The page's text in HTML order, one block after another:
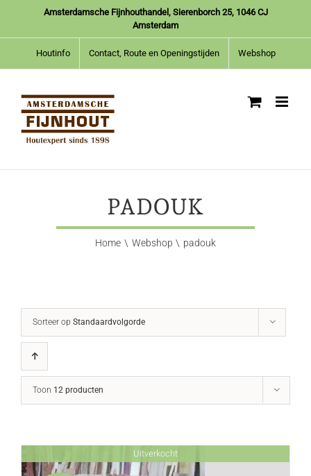
inhoud
Amsterdamsche Fijnhouthandel, Sierenborch 25, 1046 CJ
Amsterdam
Houtinfo Contact, Route en Openingstijden Webshop
PADOUK
Home Webshop padouk
Sorteer op Standaardvolgorde
Toon 12 producten
Uitverkocht